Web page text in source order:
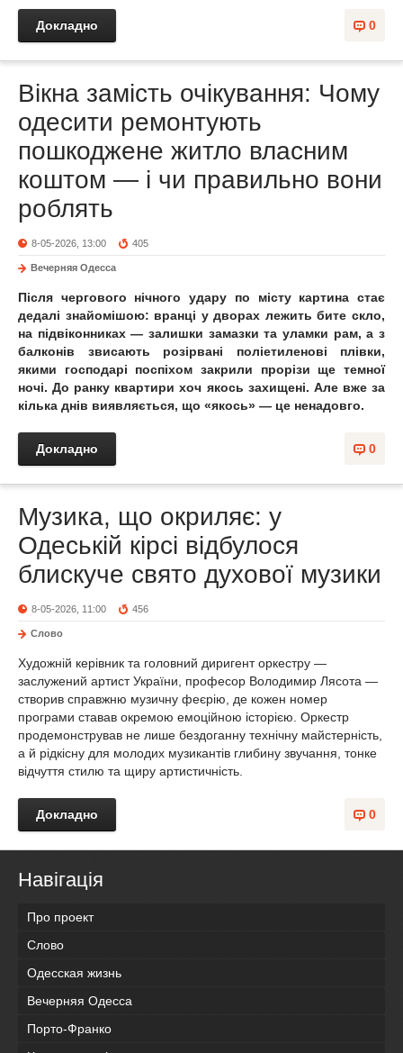
0
Докладно
Вікна замість очікування: Чому
одесити ремонтують
пошкоджене житло власним
коштом — і чи правильно вони
роблять
8-05-2026, 13:00 405
Вечерняя Одесса
Після чергового нічного удару по місту картина стає
дедалі знайомішою: вранці у дворах лежить битe скло,
на підвіконниках — залишки замазки та уламки рам, а з
балконів звисають розірвані поліетиленові плівки,
якими господарі поспіхом закрили прорізи ще темної
ночі. До ранку квартири хоч якось захищені. Але вже за
кілька днів виявляється, що «якось» — це ненадовго.
0
Докладно
Музика, що окриляє: у
Одеській кірсі відбулося
блискуче свято духової музики
8-05-2026, 11:00 456
Слово
Художній керівник та головний диригент оркестру —
заслужений артист України, професор Володимир Лясота —
створив справжню музичну феєрію, де кожен номер
програми ставав окремою емоційною історією. Оркестр
продемонстрував не лише бездоганну технічну майстерність,
а й рідкісну для молодих музикантів глибину звучання, тонке
відчуття стилю та щиру артистичність.
0
Докладно
Навігація
Про проект
Слово
Одесская жизнь
Вечерняя Одесса
Порто-Франко